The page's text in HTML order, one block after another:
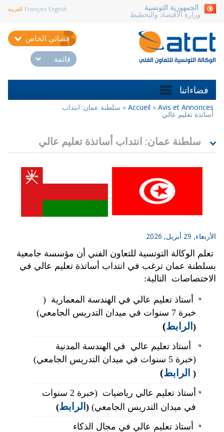
الجمهورية التونسية
وزارة الاقتصاد والتخطيط
Français English العربية
فضائي الخاص
قائمة
فضاءاتنا
أنت
هنا
Accueil » Avis et Annonces
» سلطنة عمان: انتداب
أساتذة تعليم عالي
سلطنة عمان: انتداب أساتذة تعليم عالي
الأربعاء, 29 أبريل, 2026
تعلم الوكالة التونسية للتعاون الفني أن مؤسسة جامعية
بسلطنة عمان ترغب في انتداب أساتذة تعليم عالي في
الاختصاصات التالية:
أستاذ تعليم عالي في الهندسة المعمارية (
خبرة 7 سنوات في ميدان التدريس الجامعي)
( الرابط)
أستاذ تعليم عالي في الهندسة المدنية
(خبرة 5 سنوات في ميدان التدريس الجامعي)
( الرابط)
أستاذ تعليم عالي رياضيات (خبرة 2 سنوات
في ميدان التدريس الجامعي) ( الرابط)
أستاذ تعليم عالي في مجال الذكاء